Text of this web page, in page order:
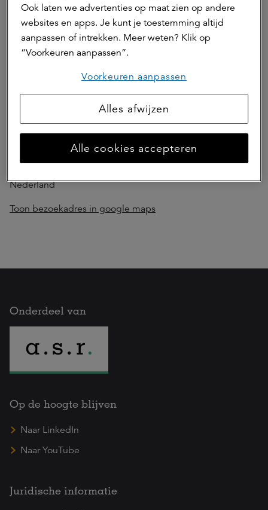
onze medewerkers?
Kijk dan op onzeteampagina
Hebt u een klacht?
kunt u een klacht doorgeven.
Ons adres
Nederland
Toon bezoekadres in google maps
Onderdeel van
Op de hoogte blijven
Naar LinkedIn
Naar YouTube
Juridische informatie
Ook laten we advertenties op maat zien op andere
websites en apps. Je kunt je toestemming altijd
aanpassen of intrekken. Meer weten? Klik op
“Voorkeuren aanpassen”.
Voorkeuren aanpassen
Alles afwijzen
Alle cookies accepteren